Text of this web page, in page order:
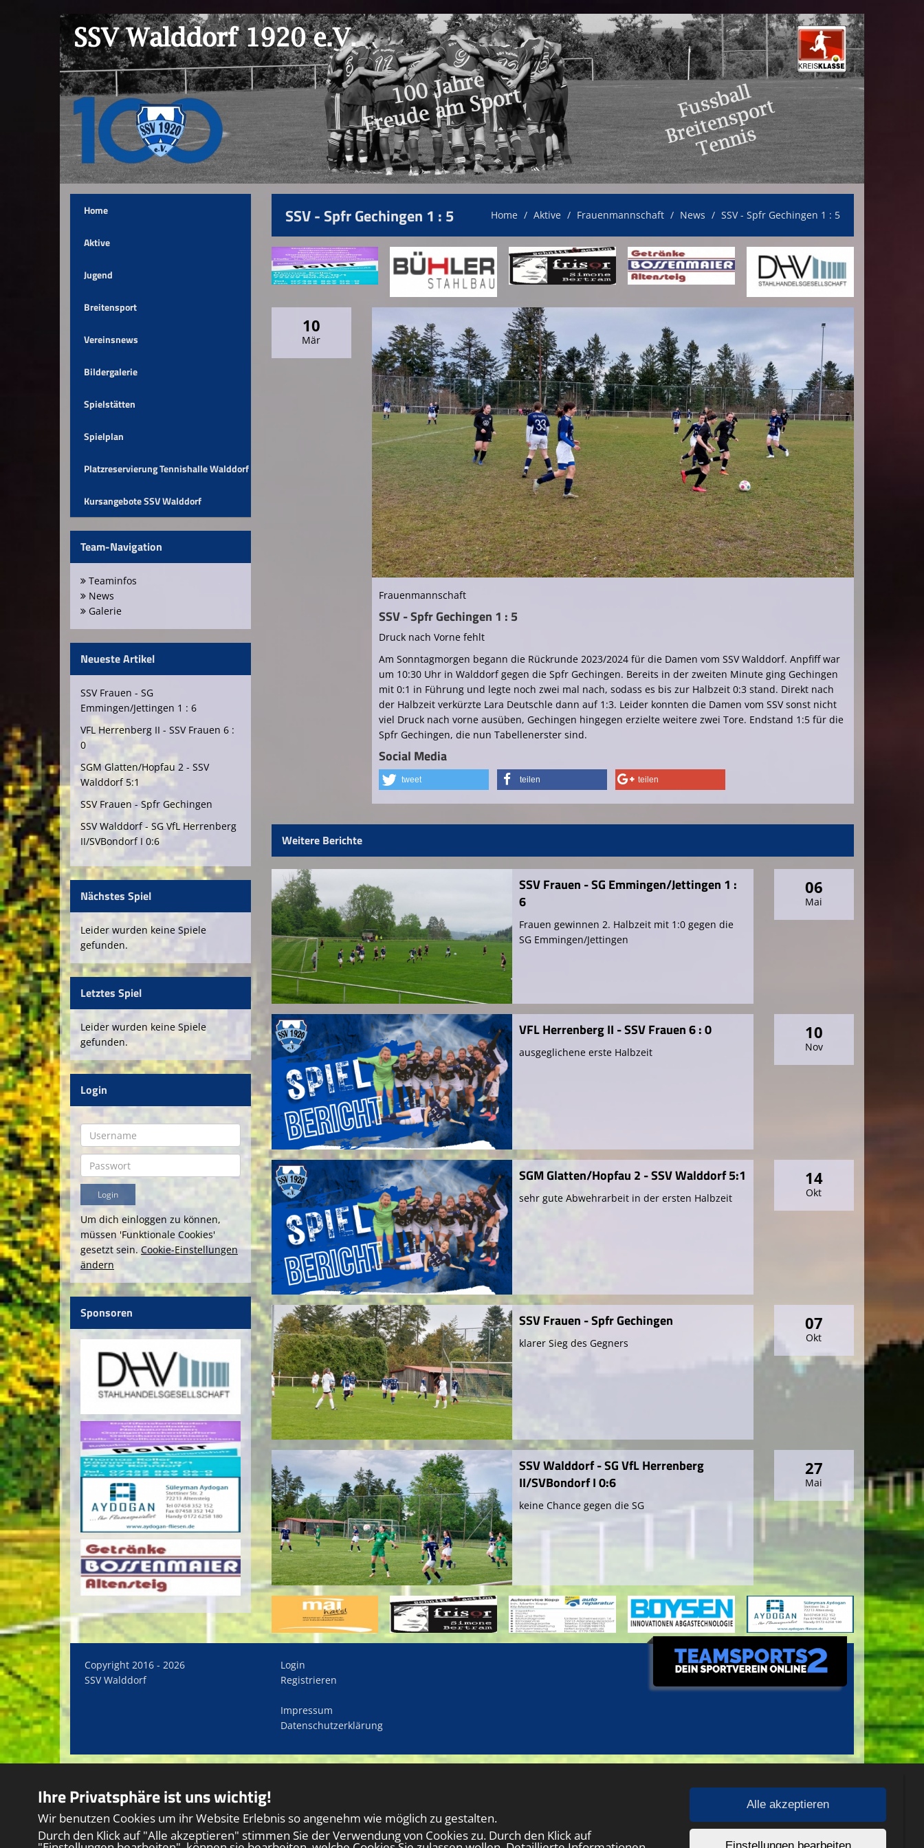
Home
Aktive
Jugend
Breitensport
Vereinsnews
Bildergalerie
Spielstätten
Spielplan
Platzreservierung Tennishalle Walddorf
Kursangebote SSV Walddorf
Team-Navigation
Teaminfos
News
Galerie
Neueste Artikel
SSV Frauen - SG
Emmingen/Jettingen 1 : 6
VFL Herrenberg II - SSV Frauen 6 :
0
SGM Glatten/Hopfau 2 - SSV
Walddorf 5:1
SSV Frauen - Spfr Gechingen
SSV Walddorf - SG VfL Herrenberg
II/SVBondorf I 0:6
Nächstes Spiel
Leider wurden keine Spiele
gefunden.
Letztes Spiel
Leider wurden keine Spiele
gefunden.
Login
Um dich einloggen zu können,
müssen 'Funktionale Cookies'
gesetzt sein. Cookie-Einstellungen
ändern
Sponsoren
SSV - Spfr Gechingen 1 : 5 Home Aktive Frauenmannschaft News SSV - Spfr Gechingen 1 : 5
10
Mär
Frauenmannschaft
SSV - Spfr Gechingen 1 : 5
Druck nach Vorne fehlt
Am Sonntagmorgen begann die Rückrunde 2023/2024 für die Damen vom SSV Walddorf. Anpfiff war
um 10:30 Uhr in Walddorf gegen die Spfr Gechingen. Bereits in der zweiten Minute ging Gechingen
mit 0:1 in Führung und legte noch zwei mal nach, sodass es bis zur Halbzeit 0:3 stand. Direkt nach
der Halbzeit verkürzte Lara Deutschle dann auf 1:3. Leider konnten die Damen vom SSV sonst nicht
viel Druck nach vorne ausüben, Gechingen hingegen erzielte weitere zwei Tore. Endstand 1:5 für die
Spfr Gechingen, die nun Tabellenerster sind.
Social Media
tweet teilen teilen
Weitere Berichte
SSV Frauen - SG Emmingen/Jettingen 1 :
6
Frauen gewinnen 2. Halbzeit mit 1:0 gegen die
SG Emmingen/Jettingen
06
Mai
VFL Herrenberg II - SSV Frauen 6 : 0
ausgeglichene erste Halbzeit
10
Nov
SGM Glatten/Hopfau 2 - SSV Walddorf 5:1
sehr gute Abwehrarbeit in der ersten Halbzeit
14
Okt
SSV Frauen - Spfr Gechingen
klarer Sieg des Gegners
07
Okt
SSV Walddorf - SG VfL Herrenberg
II/SVBondorf I 0:6
keine Chance gegen die SG
27
Mai
Copyright 2016 - 2026
SSV Walddorf
Login
Registrieren
Impressum
Datenschutzerklärung